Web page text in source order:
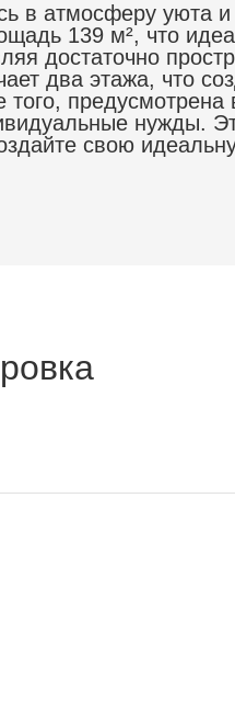
в атмосферу уюта
139 м², что
достаточно
два этажа, что
того, предусмотрена
нужды.
свою